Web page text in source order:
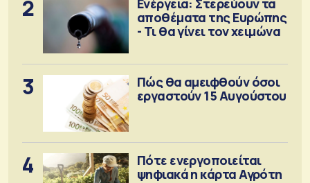
2
Ενέργεια: Στερεύουν τα
αποθέματα της Ευρώπης
- Τι θα γίνει τον χειμώνα
3
Πώς θα αμειφθούν όσοι
εργαστούν 15 Αυγούστου
4
Πότε ενεργοποιείται
ψηφιακά η κάρτα Αγρότη